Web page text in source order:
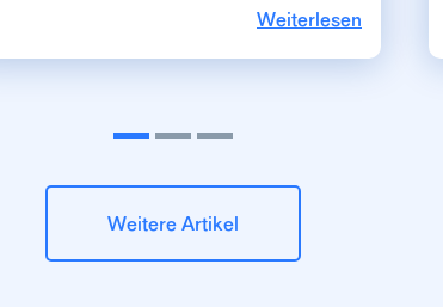
Weiterlesen
Weitere Artikel